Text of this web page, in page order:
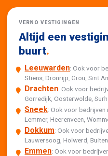
VERNO VESTIGINGEN
Altijd een
buurt.
Leeuwarden: Ook voor
Stiens, Dronrijp, Grou, Sint
Drachten: Ook voor
Gorredijk, Oosterwolde,
Sneek: Ook voor bedrijven
Lemmer, Heerenveen,
Dokkum: Ook voor
Lauwersoog, Holwerd,
Emmen: Ook voor